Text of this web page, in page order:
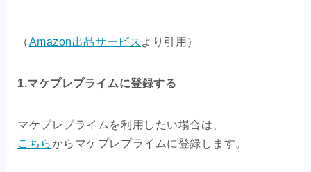
（Amazon出品サービス より引用）
1.マケプレプライムに登録する
マケプレプライムを利用したい場合は、
こちらからマケプレプライムに登録します。